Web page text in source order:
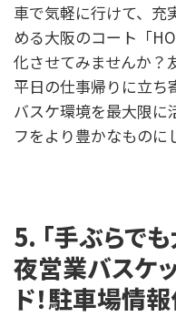
車で気軽に行けて、充
める大阪のコート「
化させてみませんか？
平日の仕事帰りに立ち
バスケ環境を最大限に
フをより豊かなものに
5. 「手ぶらで
夜営業バスケ
ド！駐車場情